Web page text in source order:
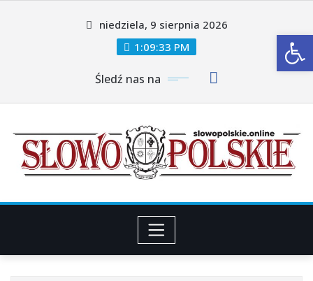
niedziela, 9 sierpnia 2026
1:09:36 PM
Śledź nas na